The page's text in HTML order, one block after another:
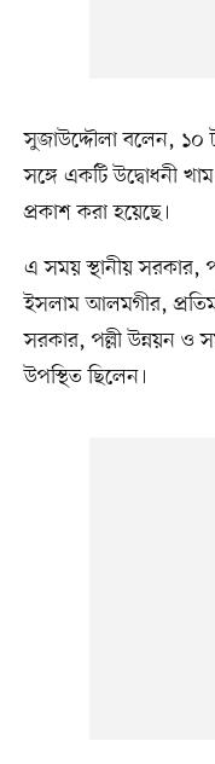
সুজাউদ্দৌলা বলেন, ১০
সঙ্গে একটি উদ্বোধনী
প্রকাশ করা হয়েছে।
এ সময় স্থানীয় সরকার,
ইসলাম আলমগীর,
সরকার, পল্লী উন্নয়ন ও
উপস্থিত ছিলেন।